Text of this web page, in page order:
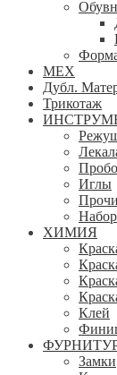
МЕХ
Дубл.
Трикотаж
Иглы
Набор
ХИМИЯ
Клей
Замки